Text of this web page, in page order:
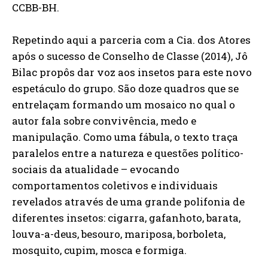
CCBB-BH.
Repetindo aqui a parceria com a Cia. dos Atores
após o sucesso de Conselho de Classe (2014), Jô
Bilac propôs dar voz aos insetos para este novo
espetáculo do grupo. São doze quadros que se
entrelaçam formando um mosaico no qual o
autor fala sobre convivência, medo e
manipulação. Como uma fábula, o texto traça
paralelos entre a natureza e questões político-
sociais da atualidade – evocando
comportamentos coletivos e individuais
revelados através de uma grande polifonia de
diferentes insetos: cigarra, gafanhoto, barata,
louva-a-deus, besouro, mariposa, borboleta,
mosquito, cupim, mosca e formiga.